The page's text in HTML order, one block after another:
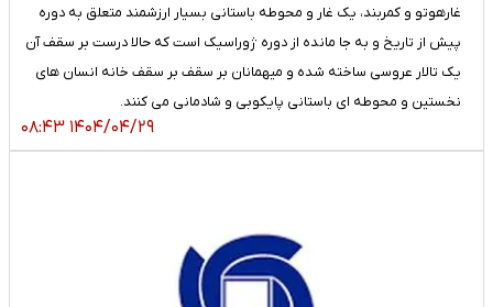
غارهوتو و کمربند، یک غار و محوطه باستانی بسیار ارزشمند متعلق به دوره
پیش از تاریخ و به جا مانده از دوره ژوراسیک است که حالا درست بر سقف آن
یک تالار عروسی ساخته شده و میهمانان بر سقف بر سقف خانه انسان های
نخستین و محوطه ای باستانی پایکوبی و شادمانی می کنند.
۱۴۰۴/۰۴/۲۹ ۰۸:۴۳